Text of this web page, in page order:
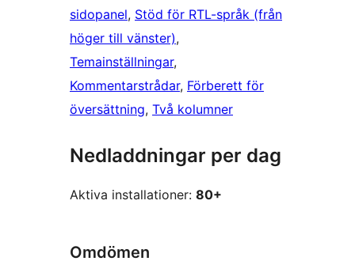
sidopanel, Stöd för RTL-språk (från
höger till vänster)
Temainställningar
Kommentarstrådar, Förberett för
översättning, Två kolumner
Nedladdningar per dag
Aktiva installationer: 80+
Omdömen